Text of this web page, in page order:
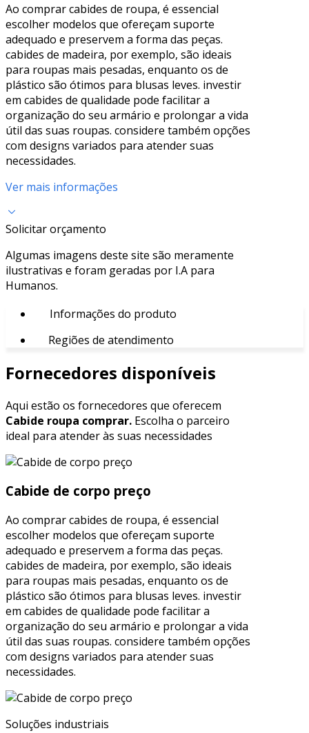
Ao comprar cabides de roupa, é essencial
escolher modelos que ofereçam suporte
adequado e preservem a forma das peças.
cabides de madeira, por exemplo, são ideais
para roupas mais pesadas, enquanto os de
plástico são ótimos para blusas leves. investir
em cabides de qualidade pode facilitar a
organização do seu armário e prolongar a vida
útil das suas roupas. considere também opções
com designs variados para atender suas
necessidades.
Ver mais informações
Solicitar orçamento
Algumas imagens deste site são meramente
ilustrativas e foram geradas por I.A para
Humanos.
Informações do produto
Regiões de atendimento
Fornecedores disponíveis
Aqui estão os fornecedores que oferecem
Cabide roupa comprar. Escolha o parceiro
ideal para atender às suas necessidades
Cabide de corpo preço
Ao comprar cabides de roupa, é essencial
escolher modelos que ofereçam suporte
adequado e preservem a forma das peças.
cabides de madeira, por exemplo, são ideais
para roupas mais pesadas, enquanto os de
plástico são ótimos para blusas leves. investir
em cabides de qualidade pode facilitar a
organização do seu armário e prolongar a vida
útil das suas roupas. considere também opções
com designs variados para atender suas
necessidades.
Soluções industriais